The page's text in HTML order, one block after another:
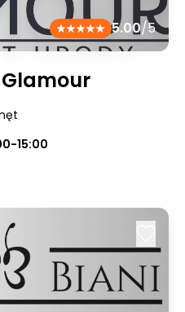
5.00/5
15:00